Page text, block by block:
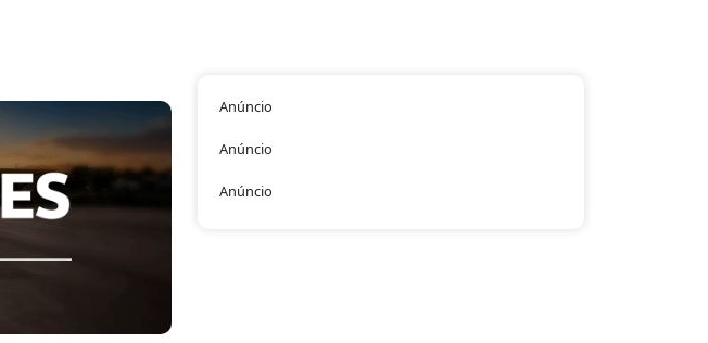
Anúncio
Anúncio
Anúncio